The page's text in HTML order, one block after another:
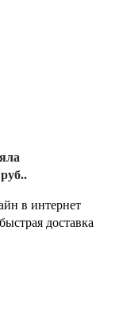
в интернет
доставка